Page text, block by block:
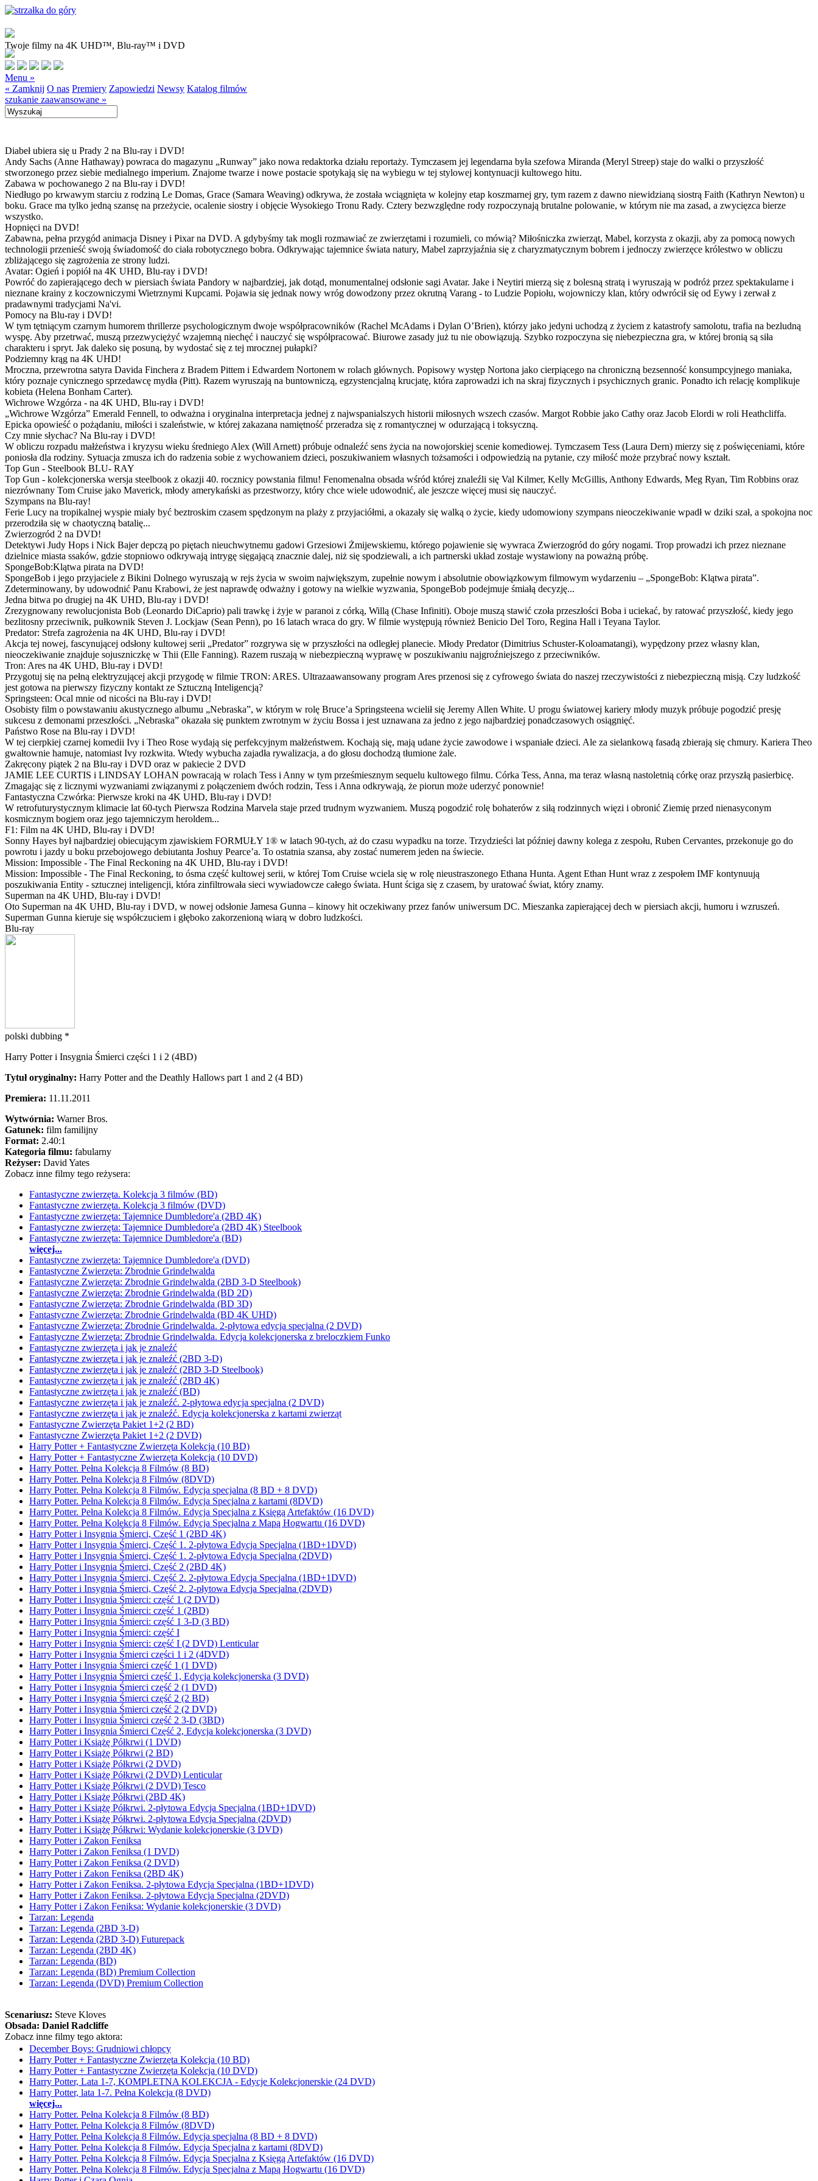
Twoje filmy na 4K UHD™, Blu-ray™ i DVD
Menu »
« Zamknij O nas Premiery Zapowiedzi Newsy Katalog filmów
szukanie zaawansowane »
Diabeł ubiera się u Prady 2 na Blu-ray i DVD!
Andy Sachs (Anne Hathaway) powraca do magazynu „Runway” jako nowa redaktorka działu reportaży. Tymczasem jej legendarna była szefowa Miranda (Meryl Streep) staje do walki o przyszłość
stworzonego przez siebie medialnego imperium. Znajome twarze i nowe postacie spotykają się na wybiegu w tej stylowej kontynuacji kultowego hitu.
Zabawa w pochowanego 2 na Blu-ray i DVD!
Niedługo po krwawym starciu z rodziną Le Domas, Grace (Samara Weaving) odkrywa, że została wciągnięta w kolejny etap koszmarnej gry, tym razem z dawno niewidzianą siostrą Faith (Kathryn Newton) u
boku. Grace ma tylko jedną szansę na przeżycie, ocalenie siostry i objęcie Wysokiego Tronu Rady. Cztery bezwzględne rody rozpoczynają brutalne polowanie, w którym nie ma zasad, a zwycięzca bierze
wszystko.
Hopnięci na DVD!
Zabawna, pełna przygód animacja Disney i Pixar na DVD. A gdybyśmy tak mogli rozmawiać ze zwierzętami i rozumieli, co mówią? Miłośniczka zwierząt, Mabel, korzysta z okazji, aby za pomocą nowych
technologii przenieść swoją świadomość do ciała robotycznego bobra. Odkrywając tajemnice świata natury, Mabel zaprzyjaźnia się z charyzmatycznym bobrem i jednoczy zwierzęce królestwo w obliczu
zbliżającego się zagrożenia ze strony ludzi.
Avatar: Ogień i popiół na 4K UHD, Blu-ray i DVD!
Powróć do zapierającego dech w piersiach świata Pandory w najbardziej, jak dotąd, monumentalnej odsłonie sagi Avatar. Jake i Neytiri mierzą się z bolesną stratą i wyruszają w podróż przez spektakularne i
nieznane krainy z koczowniczymi Wietrznymi Kupcami. Pojawia się jednak nowy wróg dowodzony przez okrutną Varang - to Ludzie Popiołu, wojowniczy klan, który odwrócił się od Eywy i zerwał z
pradawnymi tradycjami Na'vi.
Pomocy na Blu-ray i DVD!
W tym tętniącym czarnym humorem thrillerze psychologicznym dwoje współpracowników (Rachel McAdams i Dylan O’Brien), którzy jako jedyni uchodzą z życiem z katastrofy samolotu, trafia na bezludną
wyspę. Aby przetrwać, muszą przezwyciężyć wzajemną niechęć i nauczyć się współpracować. Biurowe zasady już tu nie obowiązują. Szybko rozpoczyna się niebezpieczna gra, w której bronią są siła
charakteru i spryt. Jak daleko się posuną, by wydostać się z tej mrocznej pułapki?
Podziemny krąg na 4K UHD!
Mroczna, przewrotna satyra Davida Finchera z Bradem Pittem i Edwardem Nortonem w rolach głównych. Popisowy występ Nortona jako cierpiącego na chroniczną bezsenność konsumpcyjnego maniaka,
który poznaje cynicznego sprzedawcę mydła (Pitt). Razem wyruszają na buntowniczą, egzystencjalną krucjatę, która zaprowadzi ich na skraj fizycznych i psychicznych granic. Ponadto ich relację komplikuje
kobieta (Helena Bonham Carter).
Wichrowe Wzgórza - na 4K UHD, Blu-ray i DVD!
„Wichrowe Wzgórza” Emerald Fennell, to odważna i oryginalna interpretacja jednej z najwspanialszych historii miłosnych wszech czasów. Margot Robbie jako Cathy oraz Jacob Elordi w roli Heathcliffa.
Epicka opowieść o pożądaniu, miłości i szaleństwie, w której zakazana namiętność przeradza się z romantycznej w odurzającą i toksyczną.
Czy mnie słychac? Na Blu-ray i DVD!
W obliczu rozpadu małżeństwa i kryzysu wieku średniego Alex (Will Arnett) próbuje odnaleźć sens życia na nowojorskiej scenie komediowej. Tymczasem Tess (Laura Dern) mierzy się z poświęceniami, które
poniosła dla rodziny. Sytuacja zmusza ich do radzenia sobie z wychowaniem dzieci, poszukiwaniem własnych tożsamości i odpowiedzią na pytanie, czy miłość może przybrać nowy kształt.
Top Gun - Steelbook BLU- RAY
Top Gun - kolekcjonerska wersja steelbook z okazji 40. rocznicy powstania filmu! Fenomenalna obsada wśród której znaleźli się Val Kilmer, Kelly McGillis, Anthony Edwards, Meg Ryan, Tim Robbins oraz
niezrównany Tom Cruise jako Maverick, młody amerykański as przestworzy, który chce wiele udowodnić, ale jeszcze więcej musi się nauczyć.
Szympans na Blu-ray!
Ferie Lucy na tropikalnej wyspie miały być beztroskim czasem spędzonym na plaży z przyjaciółmi, a okazały się walką o życie, kiedy udomowiony szympans nieoczekiwanie wpadł w dziki szał, a spokojna noc
przerodziła się w chaotyczną batalię...
Zwierzogród 2 na DVD!
Detektywi Judy Hops i Nick Bajer depczą po piętach nieuchwytnemu gadowi Grzesiowi Żmijewskiemu, którego pojawienie się wywraca Zwierzogród do góry nogami. Trop prowadzi ich przez nieznane
dzielnice miasta ssaków, gdzie stopniowo odkrywają intrygę sięgającą znacznie dalej, niż się spodziewali, a ich partnerski układ zostaje wystawiony na poważną próbę.
SpongeBob:Klątwa pirata na DVD!
SpongeBob i jego przyjaciele z Bikini Dolnego wyruszają w rejs życia w swoim największym, zupełnie nowym i absolutnie obowiązkowym filmowym wydarzeniu – „SpongeBob: Klątwa pirata”.
Zdeterminowany, by udowodnić Panu Krabowi, że jest naprawdę odważny i gotowy na wielkie wyzwania, SpongeBob podejmuje śmiałą decyzję...
Jedna bitwa po drugiej na 4K UHD, Blu-ray i DVD!
Zrezygnowany rewolucjonista Bob (Leonardo DiCaprio) pali trawkę i żyje w paranoi z córką, Willą (Chase Infiniti). Oboje muszą stawić czoła przeszłości Boba i uciekać, by ratować przyszłość, kiedy jego
bezlitosny przeciwnik, pułkownik Steven J. Lockjaw (Sean Penn), po 16 latach wraca do gry. W filmie występują również Benicio Del Toro, Regina Hall i Teyana Taylor.
Predator: Strefa zagrożenia na 4K UHD, Blu-ray i DVD!
Akcja tej nowej, fascynującej odsłony kultowej serii „Predator” rozgrywa się w przyszłości na odległej planecie. Młody Predator (Dimitrius Schuster-Koloamatangi), wypędzony przez własny klan,
nieoczekiwanie znajduje sojuszniczkę w Thii (Elle Fanning). Razem ruszają w niebezpieczną wyprawę w poszukiwaniu najgroźniejszego z przeciwników.
Tron: Ares na 4K UHD, Blu-ray i DVD!
Przygotuj się na pełną elektryzującej akcji przygodę w filmie TRON: ARES. Ultrazaawansowany program Ares przenosi się z cyfrowego świata do naszej rzeczywistości z niebezpieczną misją. Czy ludzkość
jest gotowa na pierwszy fizyczny kontakt ze Sztuczną Inteligencją?
Springsteen: Ocal mnie od nicości na Blu-ray i DVD!
Osobisty film o powstawaniu akustycznego albumu „Nebraska”, w którym w rolę Bruce’a Springsteena wcielił się Jeremy Allen White. U progu światowej kariery młody muzyk próbuje pogodzić presję
sukcesu z demonami przeszłości. „Nebraska” okazała się punktem zwrotnym w życiu Bossa i jest uznawana za jedno z jego najbardziej ponadczasowych osiągnięć.
Państwo Rose na Blu-ray i DVD!
W tej cierpkiej czarnej komedii Ivy i Theo Rose wydają się perfekcyjnym małżeństwem. Kochają się, mają udane życie zawodowe i wspaniałe dzieci. Ale za sielankową fasadą zbierają się chmury. Kariera Theo
gwałtownie hamuje, natomiast Ivy rozkwita. Wtedy wybucha zajadła rywalizacja, a do głosu dochodzą tłumione żale.
Zakręcony piątek 2 na Blu-ray i DVD oraz w pakiecie 2 DVD
JAMIE LEE CURTIS i LINDSAY LOHAN powracają w rolach Tess i Anny w tym prześmiesznym sequelu kultowego filmu. Córka Tess, Anna, ma teraz własną nastoletnią córkę oraz przyszłą pasierbicę.
Zmagając się z licznymi wyzwaniami związanymi z połączeniem dwóch rodzin, Tess i Anna odkrywają, że piorun może uderzyć ponownie!
Fantastyczna Czwórka: Pierwsze kroki na 4K UHD, Blu-ray i DVD!
W retrofuturystycznym klimacie lat 60-tych Pierwsza Rodzina Marvela staje przed trudnym wyzwaniem. Muszą pogodzić rolę bohaterów z siłą rodzinnych więzi i obronić Ziemię przed nienasyconym
kosmicznym bogiem oraz jego tajemniczym heroldem...
F1: Film na 4K UHD, Blu-ray i DVD!
Sonny Hayes był najbardziej obiecującym zjawiskiem FORMUŁY 1® w latach 90-tych, aż do czasu wypadku na torze. Trzydzieści lat później dawny kolega z zespołu, Ruben Cervantes, przekonuje go do
powrotu i jazdy u boku przebojowego debiutanta Joshuy Pearce’a. To ostatnia szansa, aby zostać numerem jeden na świecie.
Mission: Impossible - The Final Reckoning na 4K UHD, Blu-ray i DVD!
Mission: Impossible - The Final Reckoning, to ósma część kultowej serii, w której Tom Cruise wciela się w rolę nieustraszonego Ethana Hunta. Agent Ethan Hunt wraz z zespołem IMF kontynuują
poszukiwania Entity - sztucznej inteligencji, która zinfiltrowała sieci wywiadowcze całego świata. Hunt ściga się z czasem, by uratować świat, który znamy.
Superman na 4K UHD, Blu-ray i DVD!
Oto Superman na 4K UHD, Blu-ray i DVD, w nowej odsłonie Jamesa Gunna – kinowy hit oczekiwany przez fanów uniwersum DC. Mieszanka zapierającej dech w piersiach akcji, humoru i wzruszeń.
Superman Gunna kieruje się współczuciem i głęboko zakorzenioną wiarą w dobro ludzkości.
Blu-ray
polski dubbing *
Harry Potter i Insygnia Śmierci części 1 i 2 (4BD)
Tytuł oryginalny: Harry Potter and the Deathly Hallows part 1 and 2 (4 BD)
Premiera: 11.11.2011
Wytwórnia: Warner Bros.
Gatunek: film familijny
Format: 2.40:1
Kategoria filmu: fabularny
Reżyser: David Yates
Zobacz inne filmy tego reżysera:
Fantastyczne zwierzęta. Kolekcja 3 filmów (BD)
Fantastyczne zwierzęta. Kolekcja 3 filmów (DVD)
Fantastyczne zwierzęta: Tajemnice Dumbledore'a (2BD 4K)
Fantastyczne zwierzęta: Tajemnice Dumbledore'a (2BD 4K) Steelbook
Fantastyczne zwierzęta: Tajemnice Dumbledore'a (BD)
więcej...
Fantastyczne zwierzęta: Tajemnice Dumbledore'a (DVD)
Fantastyczne Zwierzęta: Zbrodnie Grindelwalda
Fantastyczne Zwierzęta: Zbrodnie Grindelwalda (2BD 3-D Steelbook)
Fantastyczne Zwierzęta: Zbrodnie Grindelwalda (BD 2D)
Fantastyczne Zwierzęta: Zbrodnie Grindelwalda (BD 3D)
Fantastyczne Zwierzęta: Zbrodnie Grindelwalda (BD 4K UHD)
Fantastyczne Zwierzęta: Zbrodnie Grindelwalda. 2-płytowa edycja specjalna (2 DVD)
Fantastyczne Zwierzęta: Zbrodnie Grindelwalda. Edycja kolekcjonerska z breloczkiem Funko
Fantastyczne zwierzęta i jak je znaleźć
Fantastyczne zwierzęta i jak je znaleźć (2BD 3-D)
Fantastyczne zwierzęta i jak je znaleźć (2BD 3-D Steelbook)
Fantastyczne zwierzęta i jak je znaleźć (2BD 4K)
Fantastyczne zwierzęta i jak je znaleźć (BD)
Fantastyczne zwierzęta i jak je znaleźć. 2-płytowa edycja specjalna (2 DVD)
Fantastyczne zwierzęta i jak je znaleźć. Edycja kolekcjonerska z kartami zwierząt
Fantastyczne Zwierzęta Pakiet 1+2 (2 BD)
Fantastyczne Zwierzęta Pakiet 1+2 (2 DVD)
Harry Potter + Fantastyczne Zwierzęta Kolekcja (10 BD)
Harry Potter + Fantastyczne Zwierzęta Kolekcja (10 DVD)
Harry Potter. Pełna Kolekcja 8 Filmów (8 BD)
Harry Potter. Pełna Kolekcja 8 Filmów (8DVD)
Harry Potter. Pełna Kolekcja 8 Filmów. Edycja specjalna (8 BD + 8 DVD)
Harry Potter. Pełna Kolekcja 8 Filmów. Edycja Specjalna z kartami (8DVD)
Harry Potter. Pełna Kolekcja 8 Filmów. Edycja Specjalna z Księgą Artefaktów (16 DVD)
Harry Potter. Pełna Kolekcja 8 Filmów. Edycja Specjalna z Mapą Hogwartu (16 DVD)
Harry Potter i Insygnia Śmierci, Część 1 (2BD 4K)
Harry Potter i Insygnia Śmierci, Część 1. 2-płytowa Edycja Specjalna (1BD+1DVD)
Harry Potter i Insygnia Śmierci, Część 1. 2-płytowa Edycja Specjalna (2DVD)
Harry Potter i Insygnia Śmierci, Część 2 (2BD 4K)
Harry Potter i Insygnia Śmierci, Część 2. 2-płytowa Edycja Specjalna (1BD+1DVD)
Harry Potter i Insygnia Śmierci, Część 2. 2-płytowa Edycja Specjalna (2DVD)
Harry Potter i Insygnia Śmierci: część 1 (2 DVD)
Harry Potter i Insygnia Śmierci: część 1 (2BD)
Harry Potter i Insygnia Śmierci: część 1 3-D (3 BD)
Harry Potter i Insygnia Śmierci: część I
Harry Potter i Insygnia Śmierci: część I (2 DVD) Lenticular
Harry Potter i Insygnia Śmierci części 1 i 2 (4DVD)
Harry Potter i Insygnia Śmierci część 1 (1 DVD)
Harry Potter i Insygnia Śmierci część 1, Edycja kolekcjonerska (3 DVD)
Harry Potter i Insygnia Śmierci część 2 (1 DVD)
Harry Potter i Insygnia Śmierci część 2 (2 BD)
Harry Potter i Insygnia Śmierci część 2 (2 DVD)
Harry Potter i Insygnia Śmierci część 2 3-D (3BD)
Harry Potter i Insygnia Śmierci Część 2, Edycja kolekcjonerska (3 DVD)
Harry Potter i Książę Półkrwi (1 DVD)
Harry Potter i Książę Półkrwi (2 BD)
Harry Potter i Książę Półkrwi (2 DVD)
Harry Potter i Książę Półkrwi (2 DVD) Lenticular
Harry Potter i Książę Półkrwi (2 DVD) Tesco
Harry Potter i Książę Półkrwi (2BD 4K)
Harry Potter i Książę Półkrwi. 2-płytowa Edycja Specjalna (1BD+1DVD)
Harry Potter i Książę Półkrwi. 2-płytowa Edycja Specjalna (2DVD)
Harry Potter i Książę Półkrwi: Wydanie kolekcjonerskie (3 DVD)
Harry Potter i Zakon Feniksa
Harry Potter i Zakon Feniksa (1 DVD)
Harry Potter i Zakon Feniksa (2 DVD)
Harry Potter i Zakon Feniksa (2BD 4K)
Harry Potter i Zakon Feniksa. 2-płytowa Edycja Specjalna (1BD+1DVD)
Harry Potter i Zakon Feniksa. 2-płytowa Edycja Specjalna (2DVD)
Harry Potter i Zakon Feniksa: Wydanie kolekcjonerskie (3 DVD)
Tarzan: Legenda
Tarzan: Legenda (2BD 3-D)
Tarzan: Legenda (2BD 3-D) Futurepack
Tarzan: Legenda (2BD 4K)
Tarzan: Legenda (BD)
Tarzan: Legenda (BD) Premium Collection
Tarzan: Legenda (DVD) Premium Collection
Scenariusz: Steve Kloves
Obsada: Daniel Radcliffe
Zobacz inne filmy tego aktora:
December Boys: Grudniowi chłopcy
Harry Potter + Fantastyczne Zwierzęta Kolekcja (10 BD)
Harry Potter + Fantastyczne Zwierzęta Kolekcja (10 DVD)
Harry Potter, Lata 1-7, KOMPLETNA KOLEKCJA - Edycje Kolekcjonerskie (24 DVD)
Harry Potter, lata 1-7. Pełna Kolekcja (8 DVD)
więcej...
Harry Potter. Pełna Kolekcja 8 Filmów (8 BD)
Harry Potter. Pełna Kolekcja 8 Filmów (8DVD)
Harry Potter. Pełna Kolekcja 8 Filmów. Edycja specjalna (8 BD + 8 DVD)
Harry Potter. Pełna Kolekcja 8 Filmów. Edycja Specjalna z kartami (8DVD)
Harry Potter. Pełna Kolekcja 8 Filmów. Edycja Specjalna z Księgą Artefaktów (16 DVD)
Harry Potter. Pełna Kolekcja 8 Filmów. Edycja Specjalna z Mapą Hogwartu (16 DVD)